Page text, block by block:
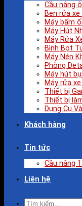
Cầu nâng
Ben rửa
Máy bấm
Máy Hút
Máy Rửa
Bình Bọt
Máy Nén
Phòng
Máy hút
Máy rửa
Thiết bị
Thiết bị
Dụng Cụ
Khách hàng
Tin tức
Cầu nâng
Liên hệ